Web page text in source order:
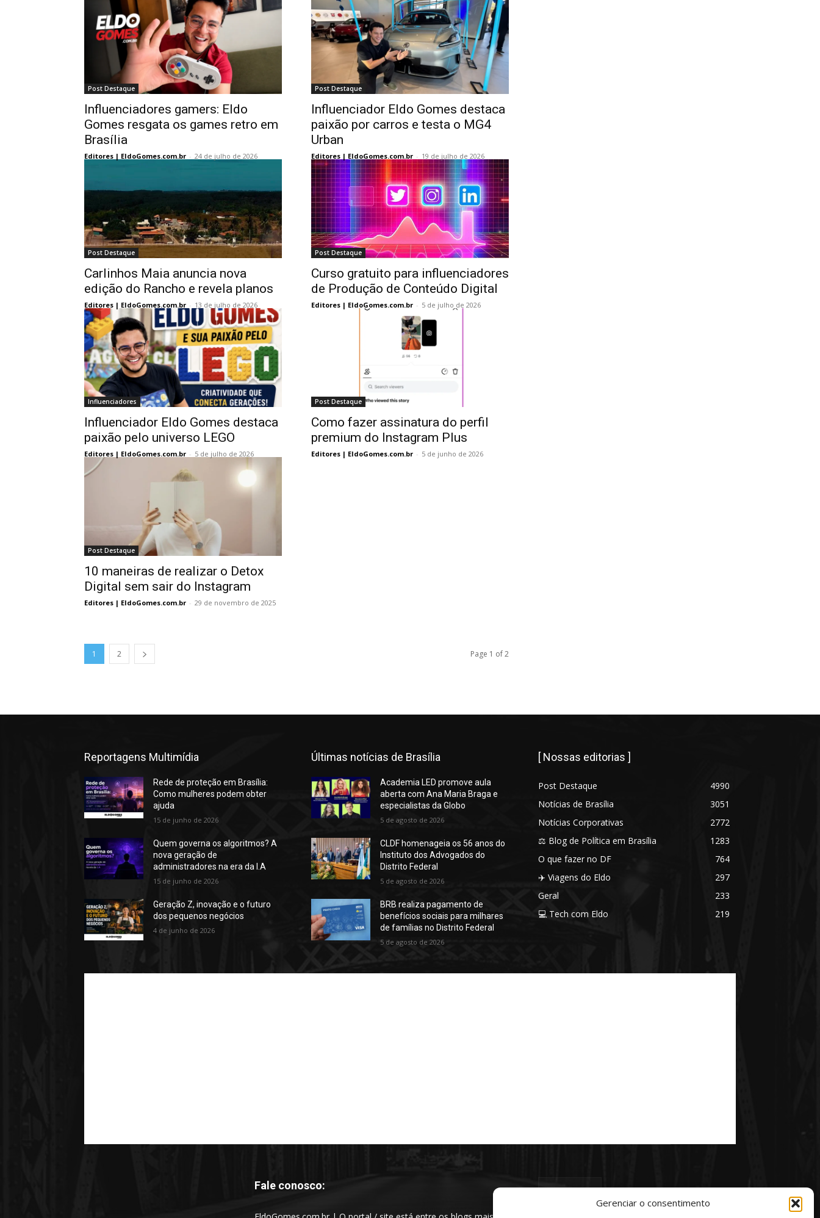
Gerenciar o consentimento
Post Destaque
Influenciadores gamers: Eldo
Gomes resgata os games retro em
Brasília
Editores | EldoGomes.com.br - 24 de julho de 2026
Post Destaque
Influenciador Eldo Gomes destaca
paixão por carros e testa o MG4
Urban
Editores | EldoGomes.com.br - 19 de julho de 2026
Post Destaque
Carlinhos Maia anuncia nova
edição do Rancho e revela planos
Editores | EldoGomes.com.br - 13 de julho de 2026
Post Destaque
Curso gratuito para influenciadores
de Produção de Conteúdo Digital
Editores | EldoGomes.com.br - 5 de julho de 2026
Influenciadores
Influenciador Eldo Gomes destaca
paixão pelo universo LEGO
Editores | EldoGomes.com.br - 5 de julho de 2026
Post Destaque
Como fazer assinatura do perfil
premium do Instagram Plus
Editores | EldoGomes.com.br - 5 de junho de 2026
Post Destaque
10 maneiras de realizar o Detox
Digital sem sair do Instagram
Editores | EldoGomes.com.br - 29 de novembro de 2025
1 2 Page 1 of 2
Reportagens Multimídia
Rede de proteção em Brasília:
Como mulheres podem obter
ajuda
15 de junho de 2026
Quem governa os algoritmos? A
nova geração de
administradores na era da I.A
15 de junho de 2026
Geração Z, inovação e o futuro
dos pequenos negócios
4 de junho de 2026
Últimas notícias de Brasília
Academia LED promove aula
aberta com Ana Maria Braga e
especialistas da Globo
5 de agosto de 2026
CLDF homenageia os 56 anos do
Instituto dos Advogados do
Distrito Federal
5 de agosto de 2026
BRB realiza pagamento de
benefícios sociais para milhares
de famílias no Distrito Federal
5 de agosto de 2026
[ Nossas editorias ]
Post Destaque
4990
Notícias de Brasília
3051
Notícias Corporativas
2772
⚖️ Blog de Política em Brasília
1283
O que fazer no DF
764
✈️ Viagens do Eldo
297
Geral
233
💻 Tech com Eldo
219
Fale conosco: